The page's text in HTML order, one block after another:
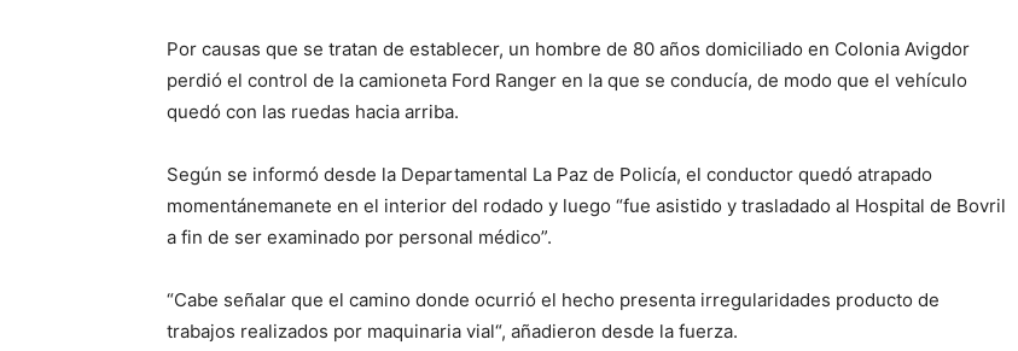
Por causas que se tratan de establecer, un hombre de 80 años domiciliado en Colonia Avigdor
perdió el control de la camioneta Ford Ranger en la que se conducía, de modo que el vehículo
quedó con las ruedas hacia arriba.
Según se informó desde la Departamental La Paz de Policía, el conductor quedó atrapado
momentánemanete en el interior del rodado y luego “fue asistido y trasladado al Hospital de Bovril
a fin de ser examinado por personal médico”.
“Cabe señalar que el camino donde ocurrió el hecho presenta irregularidades producto de
trabajos realizados por maquinaria vial“, añadieron desde la fuerza.